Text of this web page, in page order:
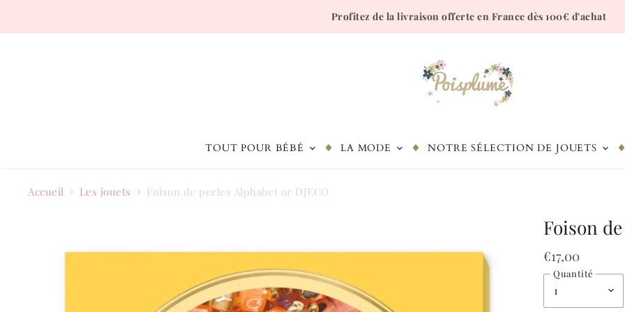
Profitez de la livraison offerte en France dès 100€ d'achat
TOUT POUR BÉBÉ LA MODE NOTRE SÉLECTION DE JOUETS
Accueil Les jouets Foison de perles Alphabet or DJECO
Foison
€17,00
Quantité